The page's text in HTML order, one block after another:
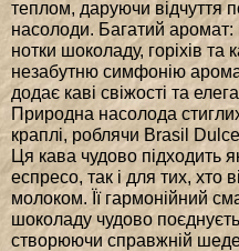
теплом, даруючи відчуття
насолоди. Багатий
нотки шоколаду, горіхів
незабутню симфонію
додає каві свіжості та
Природна насолода
краплі, роблячи Brasil
Ця кава чудово підходить
еспресо, так і для тих, хто
молоком. Її гармонійний
шоколаду чудово
створюючи справжній